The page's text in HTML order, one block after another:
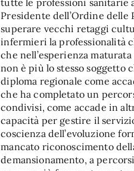
tutte le professioni sanitarie
Presidente dell’Ordine
superare vecchi retaggi
infermieri la professionalità
che nell’esperienza
non è più lo stesso soggetto
diploma regionale come
che ha completato un
condivisi, come accade in
capacità per gestire il
coscienza dell’evoluzione
mancato riconoscimento
demansionamento, a